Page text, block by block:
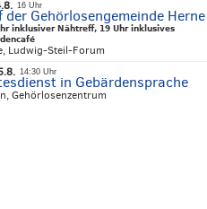
16 Uhr
der Gehörlosengemeinde Herne
inklusiver Nähtreff, 19 Uhr inklusives
Ludwig-Steil-Forum
14:30 Uhr
in Gebärdensprache
Gehörlosenzentrum